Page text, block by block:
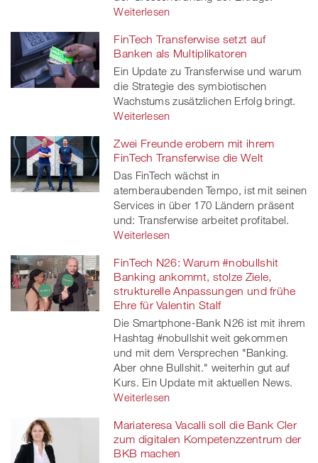
Weiterlesen
FinTech Transferwise setzt auf
Banken als Multiplikatoren
Ein Update zu Transferwise und warum
die Strategie des symbiotischen
Wachstums zusätzlichen Erfolg bringt.
Weiterlesen
Zwei Freunde erobern mit ihrem
FinTech Transferwise die Welt
Das FinTech wächst in
atemberaubenden Tempo, ist mit seinen
Services in über 170 Ländern präsent
und: Transferwise arbeitet profitabel.
Weiterlesen
FinTech N26: Warum #nobullshit
Banking ankommt, stolze Ziele,
strukturelle Anpassungen und frühe
Ehre für Valentin Stalf
Die Smartphone-Bank N26 ist mit ihrem
Hashtag #nobullshit weit gekommen
und mit dem Versprechen "Banking.
Aber ohne Bullshit." weiterhin gut auf
Kurs. Ein Update mit aktuellen News.
Weiterlesen
Mariateresa Vacalli soll die Bank Cler
zum digitalen Kompetenzzentrum der
BKB machen